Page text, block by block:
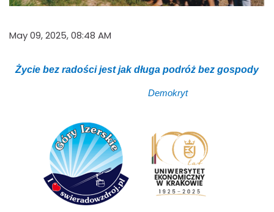
May 09, 2025, 08:48 AM
Życie bez radości jest jak długa podróż bez gospody
Demokryt